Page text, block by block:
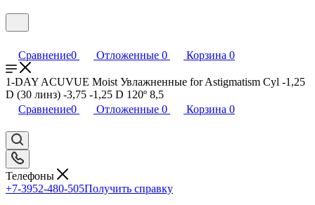
Сравнение0 Отложенные 0 Корзина 0
1-DAY ACUVUE Moist Увлажненные for Astigmatism Cyl -1,25
D (30 линз) -3,75 -1,25 D 120º 8,5
Сравнение0 Отложенные 0 Корзина 0
Телефоны
+7-3952-480-505Получить справку